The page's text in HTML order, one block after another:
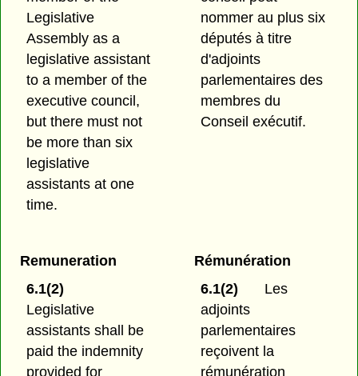
Legislative
Assembly as a
legislative assistant
to a member of the
executive council,
but there must not
be more than six
legislative
assistants at one
time.
nommer au plus six
députés à titre
d'adjoints
parlementaires des
membres du
Conseil exécutif.
Remuneration
6.1(2)
Legislative
assistants shall be
paid the indemnity
provided for
Rémunération
6.1(2)
Les
adjoints
parlementaires
reçoivent la
rémunération